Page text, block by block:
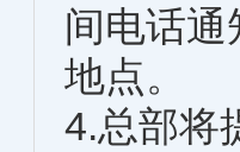
间电话
地点。
4.总部将